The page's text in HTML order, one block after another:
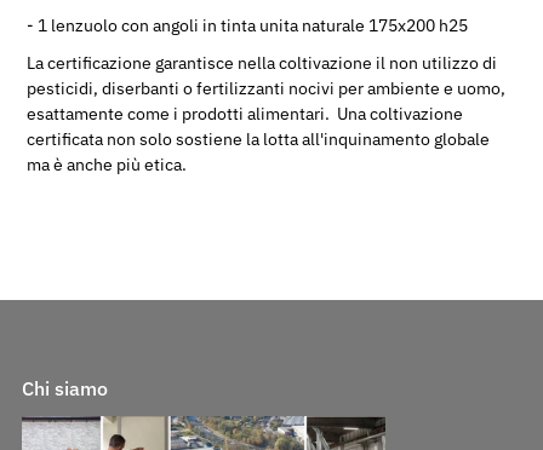
- 1 lenzuolo con angoli in tinta unita naturale 175x200 h25
La certificazione garantisce nella coltivazione il non utilizzo di
pesticidi, diserbanti o fertilizzanti nocivi per ambiente e uomo,
esattamente come i prodotti alimentari. Una coltivazione
certificata non solo sostiene la lotta all'inquinamento globale
ma è anche più etica.
Chi siamo